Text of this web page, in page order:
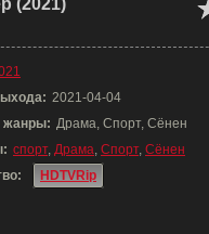
(2021)
2021-04-04
жанры: Драма, Спорт, Сёнен
спорт, Драма, Спорт, Сёнен
HDTVRip